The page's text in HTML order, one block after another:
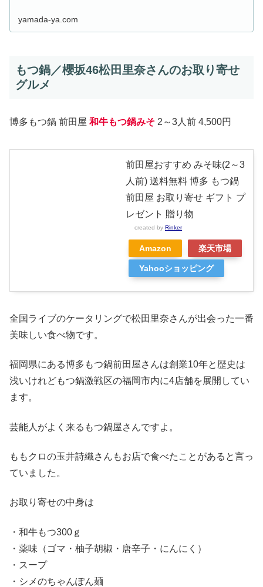
yamada-ya.com
もつ鍋／櫻坂46松田里奈さんのお取り寄せ
グルメ
博多もつ鍋 前田屋 和牛もつ鍋みそ 2～3人前 4,500円
前田屋おすすめ みそ味(2～3
人前) 送料無料 博多 もつ鍋
前田屋 お取り寄せ ギフト プ
レゼント 贈り物
created by Rinker
Amazon 楽天市場
Yahooショッピング
全国ライブのケータリングで松田里奈さんが出会った一番
美味しい食べ物です。
福岡県にある博多もつ鍋前田屋さんは創業10年と歴史は
浅いけれどもつ鍋激戦区の福岡市内に4店舗を展開してい
ます。
芸能人がよく来るもつ鍋屋さんですよ。
ももクロの玉井詩織さんもお店で食べたことがあると言っ
ていました。
お取り寄せの中身は
・和牛もつ300ｇ
・薬味（ゴマ・柚子胡椒・唐辛子・にんにく）
・スープ
・シメのちゃんぽん麺